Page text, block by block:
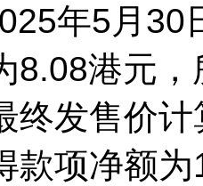
年5月30
8.08港元
终发售价
款项净额